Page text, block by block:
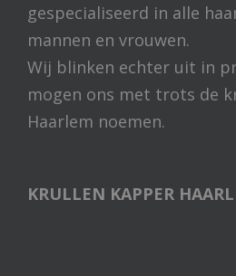
gespecialiseerd in alle
mannen en vrouwen.
Wij blinken echter uit in
mogen ons met trots de
Haarlem noemen.
KRULLEN KAPPER